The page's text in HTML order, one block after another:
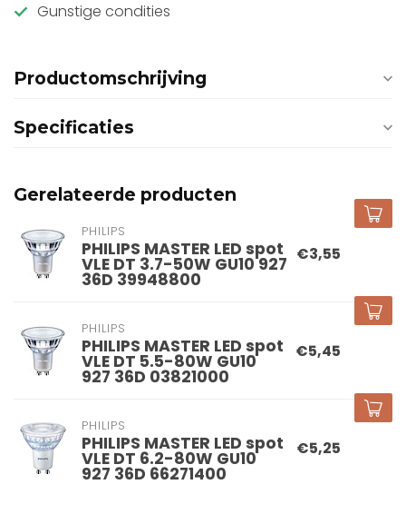
Gunstige condities
Productomschrijving
Specificaties
Gerelateerde producten
PHILIPS
PHILIPS MASTER LED spot
VLE DT 3.7-50W GU10 927
36D 39948800
€3,55
PHILIPS
PHILIPS MASTER LED spot
VLE DT 5.5-80W GU10
927 36D 03821000
€5,45
PHILIPS
PHILIPS MASTER LED spot
VLE DT 6.2-80W GU10
927 36D 66271400
€5,25